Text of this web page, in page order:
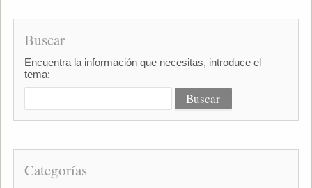
Buscar
Encuentra la información que necesitas, introduce el
tema:
Categorías